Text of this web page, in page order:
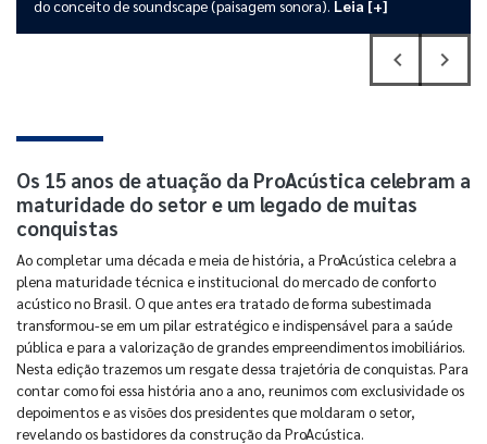
do conceito de soundscape (paisagem sonora). Leia [+]
Os 15 anos de atuação da ProAcústica celebram a
maturidade do setor e um legado de muitas
conquistas
Ao completar uma década e meia de história, a ProAcústica celebra a
plena maturidade técnica e institucional do mercado de conforto
acústico no Brasil. O que antes era tratado de forma subestimada
transformou-se em um pilar estratégico e indispensável para a saúde
pública e para a valorização de grandes empreendimentos imobiliários.
Nesta edição trazemos um resgate dessa trajetória de conquistas. Para
contar como foi essa história ano a ano, reunimos com exclusividade os
depoimentos e as visões dos presidentes que moldaram o setor,
revelando os bastidores da construção da ProAcústica.
navigate_beforePreviousnavigate_nextNext